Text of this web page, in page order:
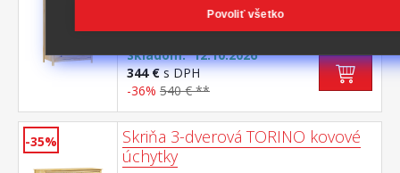
prevedenie kovové úchytky vo farebnom
prevedení černená mosadz šatníková skriňa
spodnej časti zásuvka s kovovými
pojazdmi odporúčaný nadstavec 8188K
Skladom: 12.10.2026
344 €s DPH
-36% 540 € **
-35%
Skriňa 3-dverová TORINO kovové
úchytky
Povoliť všetko